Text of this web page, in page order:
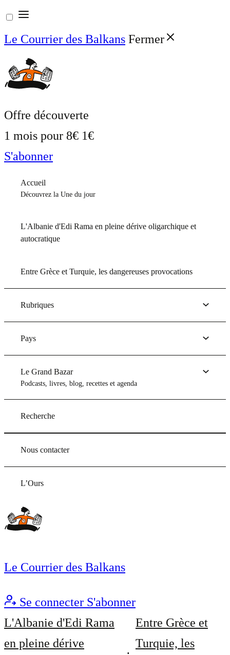
Aller
au
contenu
Le Courrier des Balkans Fermer
Offre découverte
1 mois pour 8€ 1€
S'abonner
Accueil
Découvrez la Une du jour
L'Albanie d'Edi Rama en pleine dérive oligarchique et
autocratique
Entre Grèce et Turquie, les dangereuses provocations
Rubriques
Pays
Le Grand Bazar
Podcasts, livres, blog, recettes et agenda
Recherche
Nous contacter
L’Ours
Le Courrier des Balkans
Se connecter S'abonner
L'Albanie d'Edi Rama
en pleine dérive
Entre Grèce et
Turquie, les